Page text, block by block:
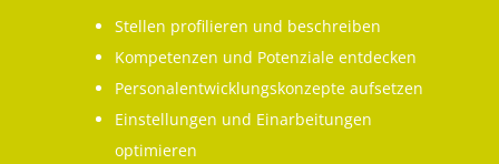
Stellen profilieren und beschreiben
Kompetenzen und Potenziale entdecken
Personalentwicklungskonzepte aufsetzen
Einstellungen und Einarbeitungen
optimieren